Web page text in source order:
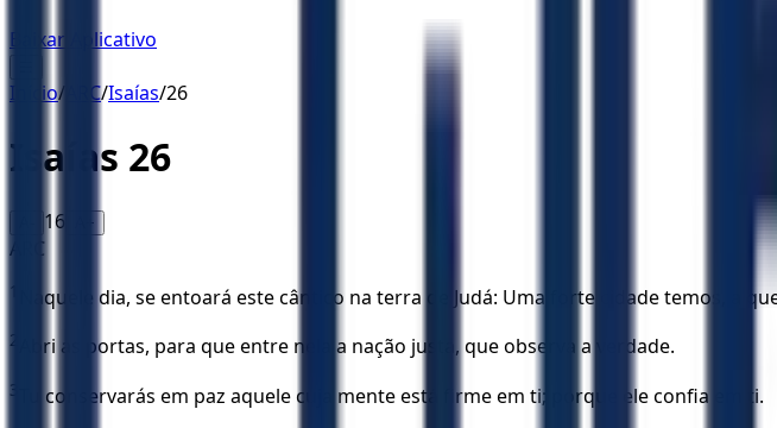
Baixar Aplicativo
Início/ ARC/Isaías/26
Isaías 26
16 A+
ARC
1 Naquele dia, se entoará este cântico na terra de Judá: Uma forte cidade temos, a
2 Abri as portas, para que entre nela a nação justa, que observa a verdade.
3 Tu conservarás em paz aquele cuja mente está firme em ti; porque ele confia em ti.